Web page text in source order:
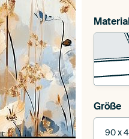
Größe
90 x